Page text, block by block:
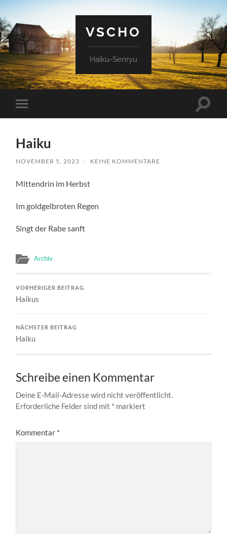
VSCHO
Haiku-Senryu
Mobile-
Menü
Haiku
NOVEMBER 5, 2023 / KEINE KOMMENTARE
Mittendrin im Herbst
Im goldgelbroten Regen
Singt der Rabe sanft
Archiv
VORHERIGER BEITRAG
Haikus
NÄCHSTER BEITRAG
Haiku
Schreibe einen Kommentar
Deine E-Mail-Adresse wird nicht veröffentlicht.
Erforderliche Felder sind mit * markiert
Kommentar *